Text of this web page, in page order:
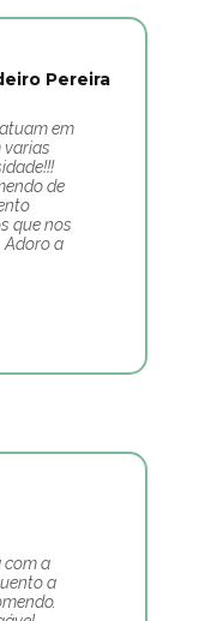
Pereira
em
varias
de
que nos
Adoro a
com a
a